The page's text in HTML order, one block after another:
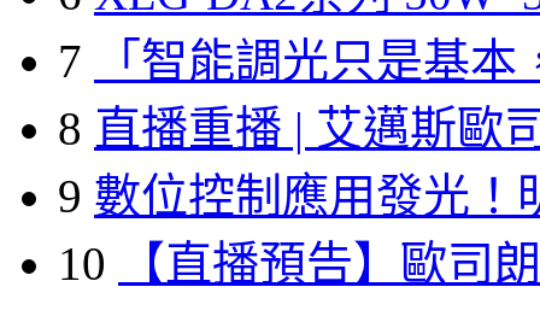
7
「智能調光只是基本
8 直播重播 | 艾邁斯歐
9 數位控制應用發光！
10
【直播預告】歐司